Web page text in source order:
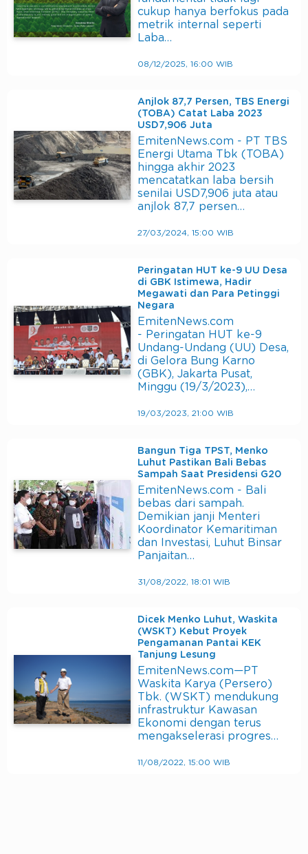
cukup hanya berfokus pada
metrik internal seperti
Laba…
08/12/2025, 16:00 WIB
Anjlok 87,7 Persen, TBS Energi
(TOBA) Catat Laba 2023
USD7,906 Juta
EmitenNews.com - PT TBS
Energi Utama Tbk (TOBA)
hingga akhir 2023
mencatatkan laba bersih
senilai USD7,906 juta atau
anjlok 87,7 persen…
27/03/2024, 15:00 WIB
Peringatan HUT ke-9 UU Desa
di GBK Istimewa, Hadir
Megawati dan Para Petinggi
Negara
EmitenNews.com
- Peringatan HUT ke-9
Undang-Undang (UU) Desa,
di Gelora Bung Karno
(GBK), Jakarta Pusat,
Minggu (19/3/2023),…
19/03/2023, 21:00 WIB
Bangun Tiga TPST, Menko
Luhut Pastikan Bali Bebas
Sampah Saat Presidensi G20
EmitenNews.com - Bali
bebas dari sampah.
Demikian janji Menteri
Koordinator Kemaritiman
dan Investasi, Luhut Binsar
Panjaitan…
31/08/2022, 18:01 WIB
Dicek Menko Luhut, Waskita
(WSKT) Kebut Proyek
Pengamanan Pantai KEK
Tanjung Lesung
EmitenNews.com—PT
Waskita Karya (Persero)
Tbk. (WSKT) mendukung
infrastruktur Kawasan
Ekonomi dengan terus
mengakselerasi progres…
11/08/2022, 15:00 WIB